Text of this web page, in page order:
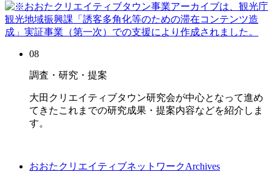
08
調査・研究・提案
大田クリエイティブタウン研究会が中心となって進め
てきたこれまでの研究成果・提案内容などを紹介しま
す。
おおたクリエイティブネットワークArchives